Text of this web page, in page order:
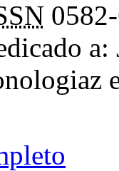
a: